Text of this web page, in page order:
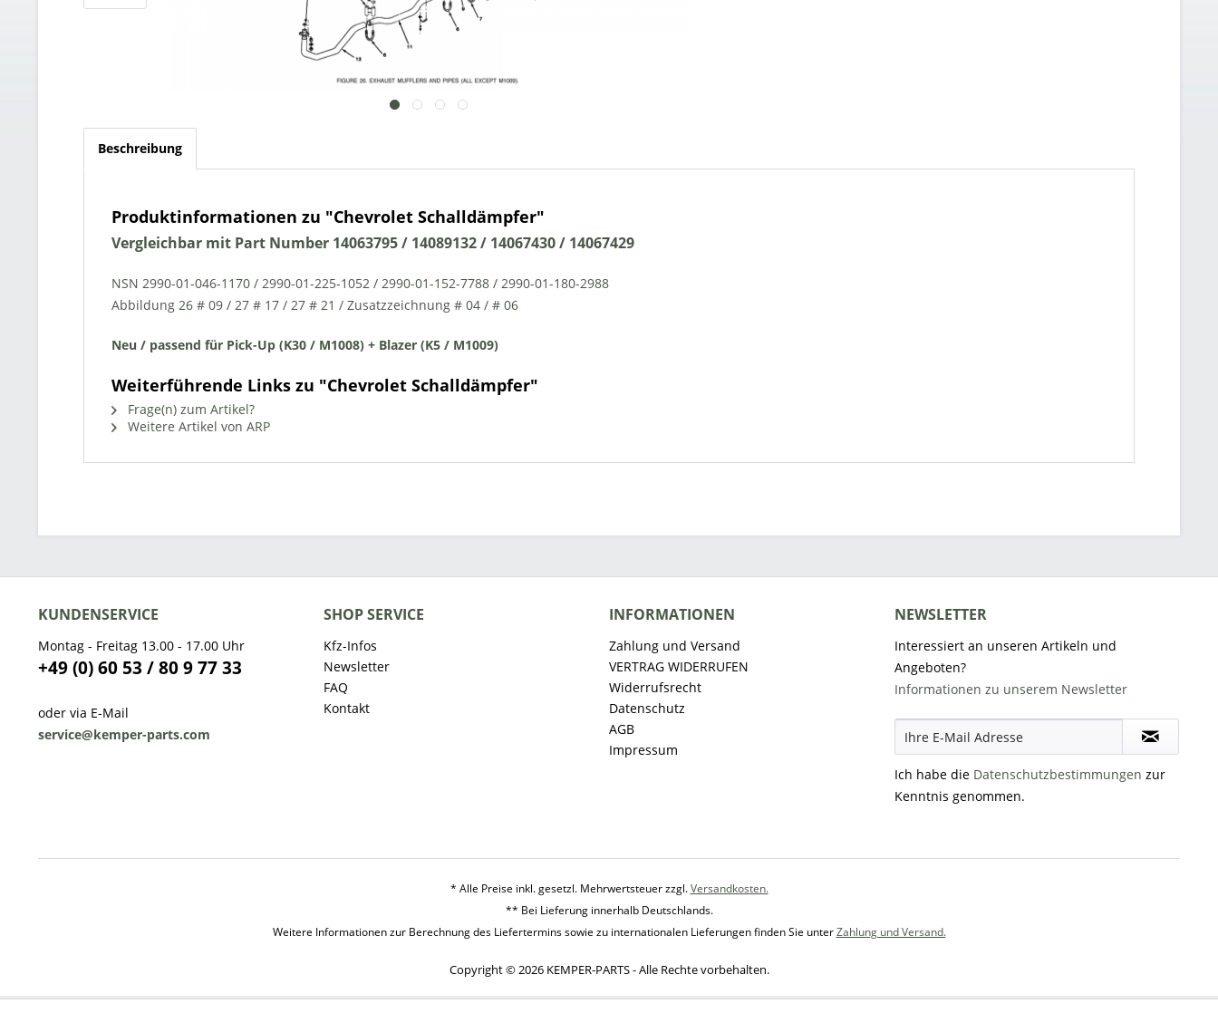
Beschreibung
Produktinformationen zu "Chevrolet Schalldämpfer"
Vergleichbar mit Part Number 14063795 / 14089132 / 14067430 / 14067429
NSN 2990-01-046-1170 / 2990-01-225-1052 / 2990-01-152-7788 / 2990-01-180-2988
Abbildung 26 # 09 / 27 # 17 / 27 # 21 / Zusatzzeichnung # 04 / # 06
Neu / passend für Pick-Up (K30 / M1008) + Blazer (K5 / M1009)
Weiterführende Links zu "Chevrolet Schalldämpfer"
Frage(n) zum Artikel?
Weitere Artikel von ARP
KUNDENSERVICE
Montag - Freitag 13.00 - 17.00 Uhr
+49 (0) 60 53 / 80 9 77 33
oder via E-Mail
service@kemper-parts.com
SHOP SERVICE
Kfz-Infos
Newsletter
FAQ
Kontakt
INFORMATIONEN
Zahlung und Versand
VERTRAG WIDERRUFEN
Widerrufsrecht
Datenschutz
AGB
Impressum
NEWSLETTER
Interessiert an unseren Artikeln und
Angeboten?
Informationen zu unserem Newsletter
Ich habe die Datenschutzbestimmungen zur
Kenntnis genommen.
* Alle Preise inkl. gesetzl. Mehrwertsteuer zzgl.Versandkosten.
** Bei Lieferung innerhalb Deutschlands.
Weitere Informationen zur Berechnung des Liefertermins sowie zu internationalen Lieferungen finden Sie unterZahlung und Versand.
Copyright © 2026 KEMPER-PARTS - Alle Rechte vorbehalten.